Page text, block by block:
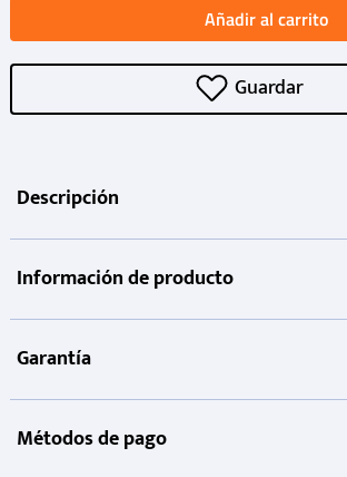
Añadir al carrito
Descripción
Información de producto
Garantía
Métodos de pago